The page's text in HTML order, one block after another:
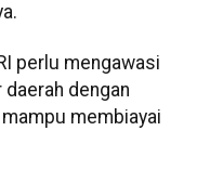
perlu mengawasi
dengan
membiayai